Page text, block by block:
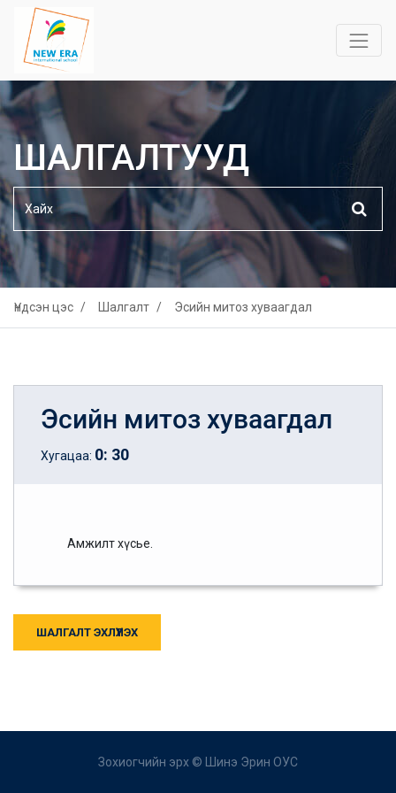
ШАЛГАЛТУУД
Үндсэн цэс Шалгалт Эсийн митоз хуваагдал
Эсийн митоз хуваагдал
Хугацаа: 0: 30
Амжилт хүсье.
ШАЛГАЛТ ЭХЛҮҮЛЭХ
Зохиогчийн эрх © Шинэ Эрин ОУС